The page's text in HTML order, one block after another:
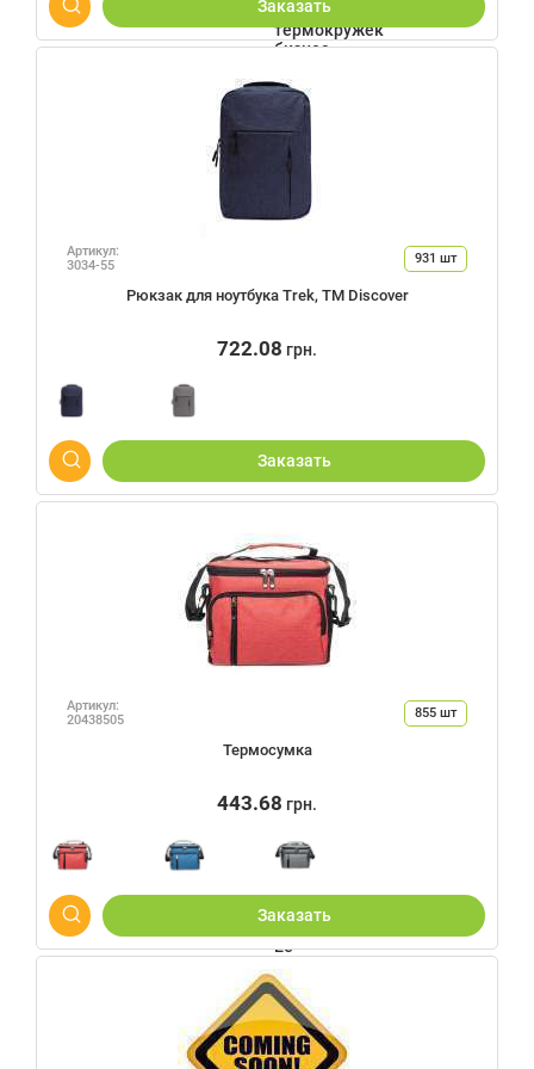
Заказать
Артикул:
3034-55
931 шт
Рюкзак для ноутбука Trek, TM Discover
722.08 грн.
Заказать
Артикул:
20438505
855шт
Термосумка
443.68 грн.
Заказать